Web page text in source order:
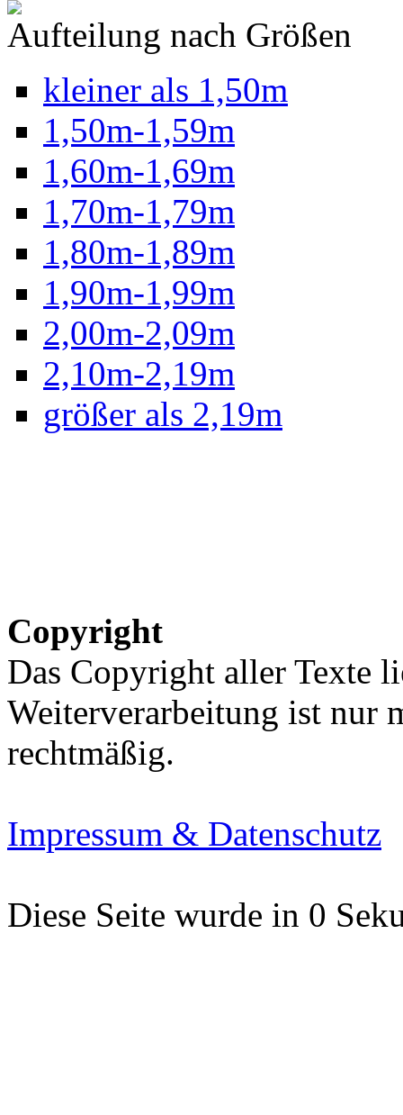
Aufteilung nach Größen
kleiner als 1,50m
1,50m-1,59m
1,60m-1,69m
1,70m-1,79m
1,80m-1,89m
1,90m-1,99m
2,00m-2,09m
2,10m-2,19m
größer als 2,19m
Copyright
Das Copyright aller Texte
Weiterverarbeitung ist nur
rechtmäßig.
Impressum & Datenschutz
Diese Seite wurde in 0